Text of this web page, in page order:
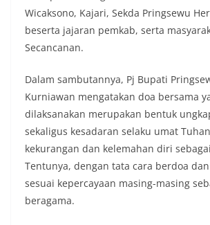
Wicaksono, Kajari, Sekda Pringsewu
beserta jajaran pemkab, serta
Secancanan.
Dalam sambutannya, Pj Bupati
Kurniawan mengatakan doa bersama
dilaksanakan merupakan bentuk
sekaligus kesadaran selaku umat
kekurangan dan kelemahan diri
Tentunya, dengan tata cara berdoa
sesuai kepercayaan masing-masing
beragama.